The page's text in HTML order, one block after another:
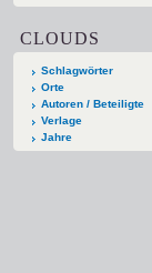
CLOUDS
Schlagwörter
Orte
Autoren / Beteiligte
Verlage
Jahre